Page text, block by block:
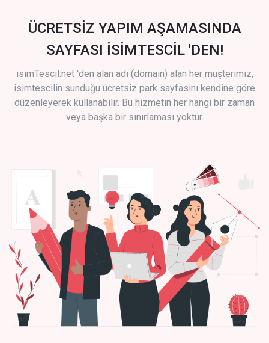
ÜCRETSİZ YAPIM AŞAMASINDA
SAYFASI İSİMTESCİL 'DEN!
isimTescil.net 'den alan adı (domain) alan her müşterimiz,
isimtescilin sunduğu ücretsiz park sayfasını kendine göre
düzenleyerek kullanabilir. Bu hizmetin her hangi bir zaman
veya başka bir sınırlaması yoktur.